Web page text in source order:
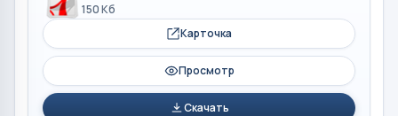
150 Кб
Карточка
Просмотр
Скачать